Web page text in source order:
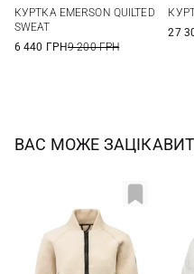
КУРТКА EMERSON QUILTED
SWEAT
6 440 ГРН9 200 ГРН
27
ВАС МОЖЕ